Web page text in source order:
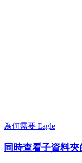
為何需要 Eagle
同時查看子資料